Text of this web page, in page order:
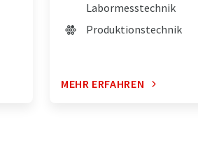
Labormesstechnik
Produktionstechnik
MEHR ERFAHREN